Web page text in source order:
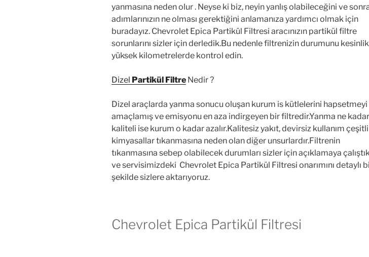
yanmasına neden olur . Neyse ki biz, neyin yanlış olabileceğini ve
adımlarınızın ne olması gerektiğini anlamanıza yardımcı olmak için
buradayız. Chevrolet Epica Partikül Filtresi aracınızın partikül filtre
sorunlarını sizler için derledik.Bu nedenle filtrenizin durumunu
yüksek kilometrelerde kontrol edin.
Dizel Partikül Filtre Nedir ?
Dizel araçlarda yanma sonucu oluşan kurum is kütlelerini hapsetmeyi
amaçlamış ve emisyonu en aza indirgeyen bir filtredir.Yanma ne kadar
kaliteli ise kurum o kadar azalır.Kalitesiz yakıt, devirsiz kullanım çeşitli
kimyasallar tıkanmasına neden olan diğer unsurlardır.Filtrenin
tıkanmasına sebep olabilecek durumları sizler için açıklamaya çalıştık
ve servisimizdeki Chevrolet Epica Partikül Filtresi onarımını detaylı
şekilde sizlere aktarıyoruz.
Chevrolet Epica Partikül Filtresi